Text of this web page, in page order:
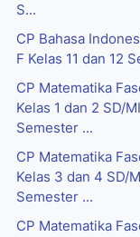
S...
CP Bahasa
F Kelas 11 dan 12
CP Matematika
Kelas 1 dan 2 SD/MI
Semester ...
CP Matematika
Kelas 3 dan 4 SD/
Semester ...
CP Matematika